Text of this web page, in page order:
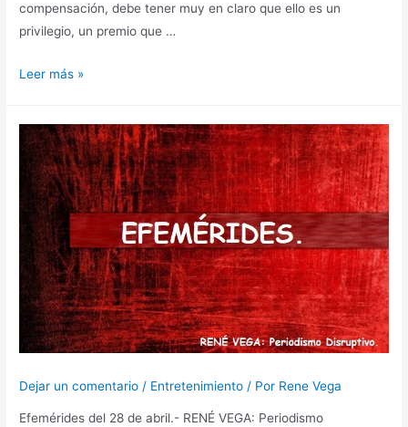
compensación, debe tener muy en claro que ello es un
privilegio, un premio que …
Leer más »
Dejar un comentario / Entretenimiento / Por Rene Vega
Efemérides del 28 de abril.- RENÉ VEGA: Periodismo